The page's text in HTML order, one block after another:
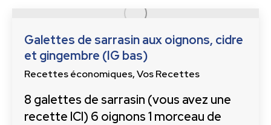
Galettes de sarrasin aux oignons, cidre
et gingembre (IG bas)
Recettes économiques,Vos Recettes
8 galettes de sarrasin (vous avez une
recette ICI) 6 oignons 1 morceau de